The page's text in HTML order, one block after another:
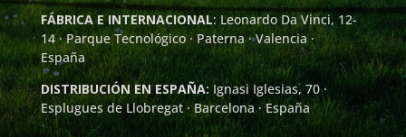
FÁBRICA E INTERNACIONAL: Leonardo Da Vinci, 12-
14 · Parque Tecnológico · Paterna · Valencia ·
España
DISTRIBUCIÓN EN ESPAÑA:Ignasi Iglesias, 70 ·
Esplugues de Llobregat · Barcelona · España